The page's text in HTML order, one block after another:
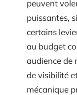
peuvent
puissantes,
certains
au budget
audience de
de visibilité
mécanique